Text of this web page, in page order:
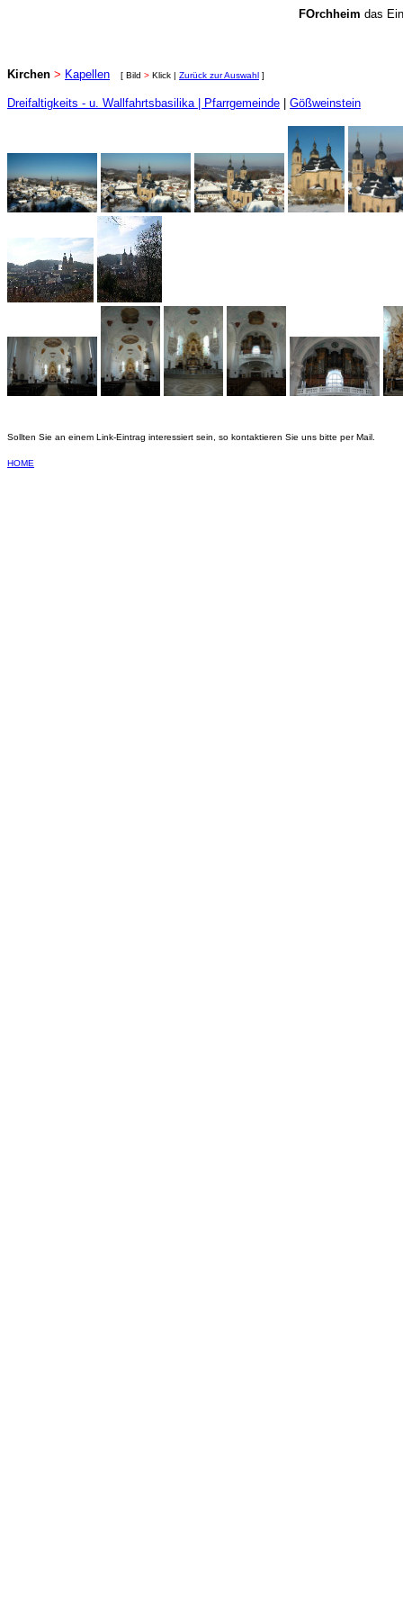
FOrchheim das
Kirchen > Kapellen [ Bild > Klick | Zurück zur Auswahl ]
Dreifaltigkeits - u. Wallfahrtsbasilika | Pfarrgemeinde Gößweinstein
Sollten Sie an einem Link-Eintrag interessiert sein, so kontaktieren Sie uns bitte per Mail.
HOME